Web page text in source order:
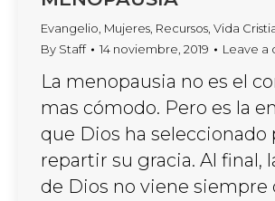
Evangelio Mujeres Recursos Vida
By Staff 14 noviembre, 2019 Leave a
La menopausia no es el
mas cómodo. Pero es la
que Dios ha seleccionado
repartir su gracia. Al final,
de Dios no viene siempre